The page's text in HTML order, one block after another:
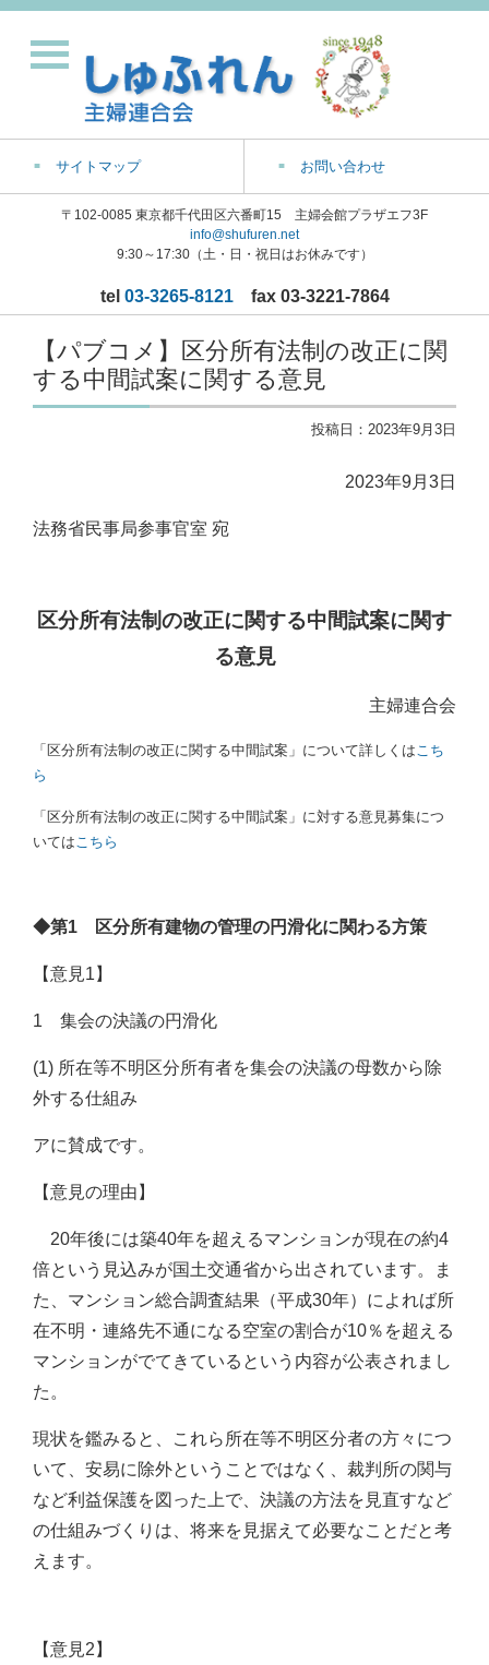
サイトマップ お問い合わせ
〒102-0085 東京都千代田区六番町15 主婦会館プラザエフ3F
info@shufuren.net
9:30～17:30（土・日・祝日はお休みです）
tel 03-3265-8121fax 03-3221-7864
【パブコメ】区分所有法制の改正に関
する中間試案に関する意見
投稿日： 2023年9月3日
2023年9月3日
法務省民事局参事官室 宛
区分所有法制の改正に関する中間試案に関す
る意見
主婦連合会
「区分所有法制の改正に関する中間試案」について詳しくはこち
ら
「区分所有法制の改正に関する中間試案」に対する意見募集につ
いてはこちら
◆第1 区分所有建物の管理の円滑化に関わる方策
【意見1】
1 集会の決議の円滑化
(1) 所在等不明区分所有者を集会の決議の母数から除
外する仕組み
アに賛成です。
【意見の理由】
20年後には築40年を超えるマンションが現在の約4
倍という見込みが国土交通省から出されています。ま
た、マンション総合調査結果（平成30年）によれば所
在不明・連絡先不通になる空室の割合が10％を超える
マンションがでてきているという内容が公表されまし
た。
現状を鑑みると、これら所在等不明区分者の方々につ
いて、安易に除外ということではなく、裁判所の関与
など利益保護を図った上で、決議の方法を見直すなど
の仕組みづくりは、将来を見据えて必要なことだと考
えます。
【意見2】